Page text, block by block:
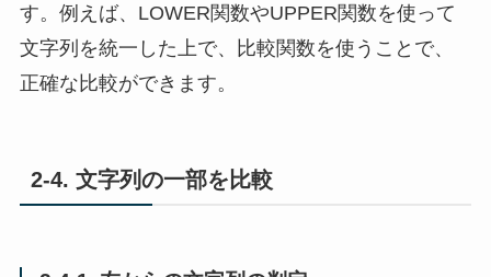
す。例えば、LOWER関数やUPPER関数を使って
文字列を統一した上で、比較関数を使うことで、
正確な比較ができます。
2-4. 文字列の一部を比較